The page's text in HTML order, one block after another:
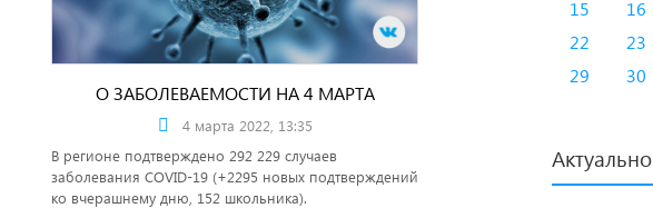
О ЗАБОЛЕВАЕМОСТИ НА 4 МАРТА
4 марта 2022, 13:35
В регионе подтверждено 292 229 случаев
заболевания COVID-19 (+2295 новых подтверждений
ко вчерашнему дню, 152 школьника).
15
16
22
23
29
30
Актуально